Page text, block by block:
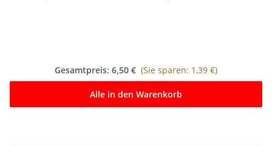
Gesamtpreis: 6,50 € (Sie sparen: 1,39 €)
Alle in den Warenkorb